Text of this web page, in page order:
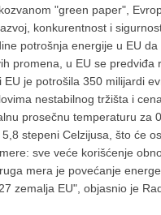
"green paper",
konkurentnost i
potrošnja energije u EU
promena, u EU se
je potrošila 350 milijardi
nestabilnog tržišta i
prosečnu temperaturu za
stepeni Celzijusa, što će
sve veće korišćenje
mera je povećanje
zemalja EU", objasnio je